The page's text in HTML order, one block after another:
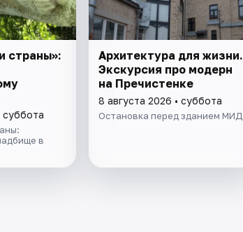
страны»:
суббота
в
Архитектура для жизни.
Экскурсия про модерн
на Пречистенке
8 августа 2026 • суббота
Остановка перед зданием МИД